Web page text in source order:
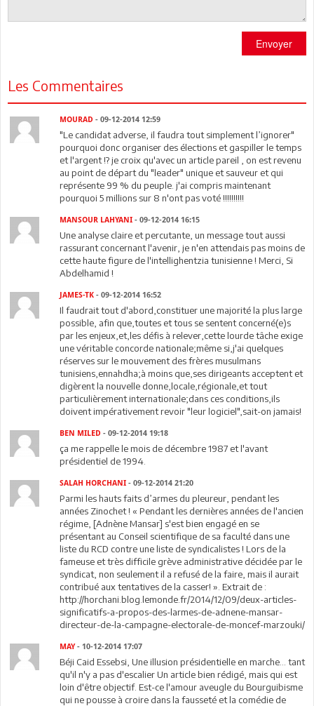
Envoyer
Les Commentaires
MOURAD - 09-12-2014 12:59
"Le candidat adverse, il faudra tout simplement l’ignorer"
pourquoi donc organiser des élections et gaspiller le temps
et l'argent !? je croix qu'avec un article pareil , on est revenu
au point de départ du "leader" unique et sauveur et qui
représente 99 % du peuple. j'ai compris maintenant
pourquoi 5 millions sur 8 n'ont pas voté !!!!!!!!!!
MANSOUR LAHYANI - 09-12-2014 16:15
Une analyse claire et percutante, un message tout aussi
rassurant concernant l'avenir, je n'en attendais pas moins de
cette haute figure de l'intellighentzia tunisienne ! Merci, Si
Abdelhamid !
JAMES-TK - 09-12-2014 16:52
Il faudrait tout d'abord,constituer une majorité la plus large
possible, afin que,toutes et tous se sentent concerné(e)s
par les enjeux,et,les défis à relever,cette lourde tâche exige
une véritable concorde nationale;même si,j'ai quelques
réserves sur le mouvement des frères musulmans
tunisiens,ennahdha;à moins que,ses dirigeants acceptent et
digèrent la nouvelle donne,locale,régionale,et tout
particulièrement internationale;dans ces conditions,ils
doivent impérativement revoir "leur logiciel",sait-on jamais!
BEN MILED - 09-12-2014 19:18
ça me rappelle le mois de décembre 1987 et l'avant
présidentiel de 1994.
SALAH HORCHANI - 09-12-2014 21:20
Parmi les hauts faits d’armes du pleureur, pendant les
années Zinochet ! « Pendant les dernières années de l'ancien
régime, [Adnène Mansar] s'est bien engagé en se
présentant au Conseil scientifique de sa faculté dans une
liste du RCD contre une liste de syndicalistes ! Lors de la
fameuse et très difficile grève administrative décidée par le
syndicat, non seulement il a refusé de la faire, mais il aurait
contribué aux tentatives de la casser! ». Extrait de :
http://horchani.blog.lemonde.fr/2014/12/09/deux-articles-
significatifs-a-propos-des-larmes-de-adnene-mansar-
directeur-de-la-campagne-electorale-de-moncef-marzouki/
MAY- 10-12-2014 17:07
Béji Caid Essebsi, Une illusion présidentielle en marche... tant
qu'il n'y a pas d'escalier Un article bien rédigé, mais qui est
loin d'être objectif. Est-ce l'amour aveugle du Bourguibisme
qui ne pousse à croire dans la fausseté et la comédie de